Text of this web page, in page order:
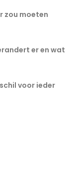
zou moeten
er en wat
voor ieder